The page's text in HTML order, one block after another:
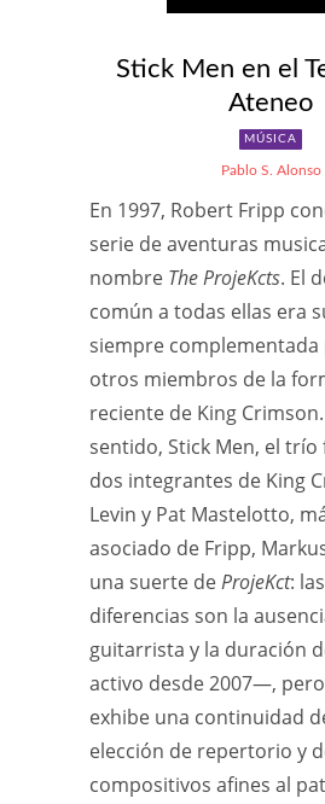
Stick Men en el
Ateneo
MÚSICA
Pablo S. Alonso
En 1997, Robert Fripp
serie de aventuras
nombre The ProjeKcts. El
común a todas ellas era
siempre complementada
otros miembros de la
reciente de King
sentido, Stick Men, el
dos integrantes de King
Levin y Pat Mastelotto,
asociado de Fripp,
una suerte deProjeKct:
diferencias son la
guitarrista y la duración
activo desde 2007—,
exhibe una continuidad
elección de repertorio y
compositivos afines al